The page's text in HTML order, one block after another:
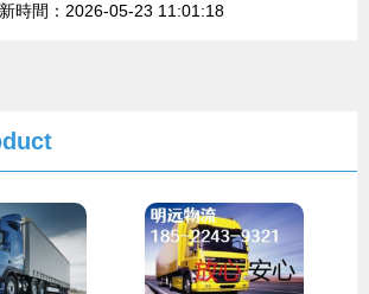
時間：2026-05-23 11:01:18